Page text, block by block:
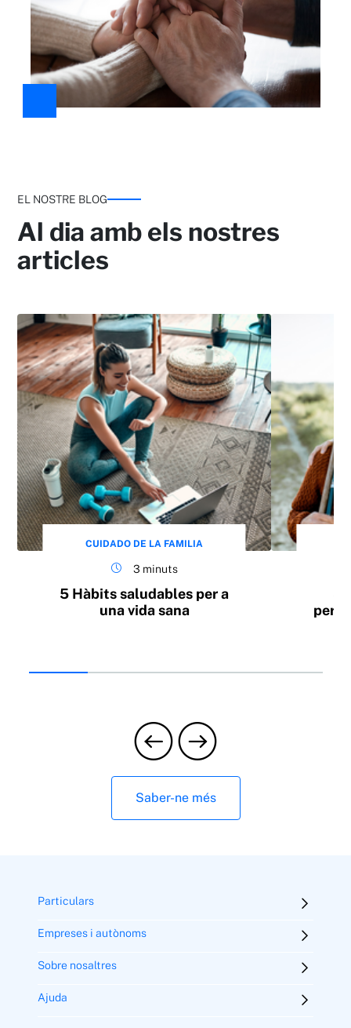
EL NOSTRE BLOG
Al dia amb els nostres
articles
CUIDADO DE LA FAMILIA
3 minuts
5 Hàbits saludables per a
una vida sana
Saber-ne més
Particulars
Empreses i autònoms
Sobre nosaltres
Ajuda